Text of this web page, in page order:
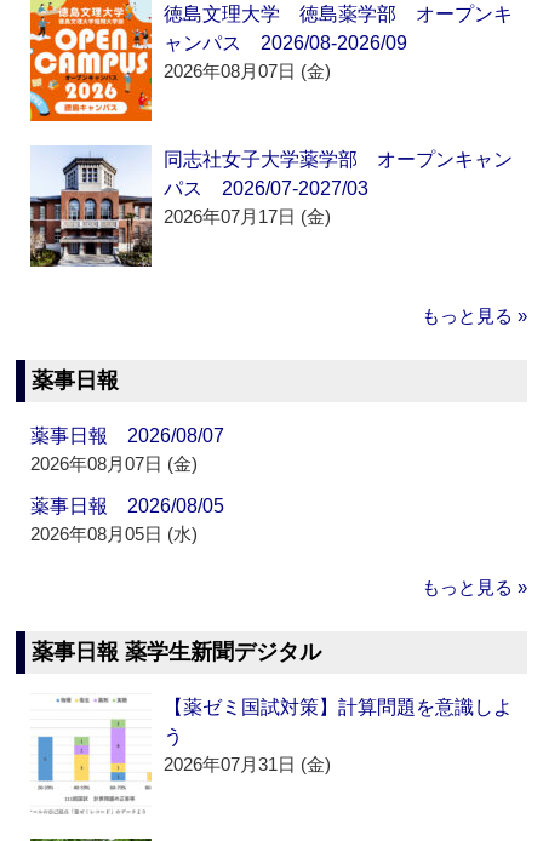
徳島文理大学 徳島薬学部 オープンキ
ャンパス 2026/08-2026/09
2026年08月07日 (金)
同志社女子大学薬学部 オープンキャン
パス 2026/07-2027/03
2026年07月17日 (金)
もっと見る »
薬事日報
薬事日報 2026/08/07
2026年08月07日 (金)
薬事日報 2026/08/05
2026年08月05日 (水)
もっと見る »
薬事日報 薬学生新聞デジタル
【薬ゼミ国試対策】計算問題を意識しよ
う
2026年07月31日 (金)